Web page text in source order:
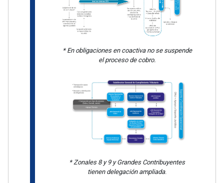
* En obligaciones en coactiva no se suspende
el proceso de cobro.
* Zonales 8 y 9 y Grandes Contribuyentes
tienen delegación ampliada.